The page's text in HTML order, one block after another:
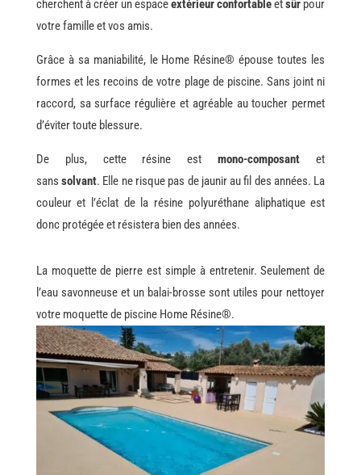
cherchent à créer un espaceextérieur confortableetsûr pour
votre famille et vos amis.
Grâce à sa maniabilité, le Home Résine® épouse toutes les
formes et les recoins de votre plage de piscine. Sans joint ni
raccord, sa surface régulière et agréable au toucher permet
d’éviter toute blessure.
De plus, cette résine estmono-composant et
sanssolvant. Elle ne risque pas de jaunir au fil des années. La
couleur et l’éclat de la résine polyuréthane aliphatique est
donc protégée et résistera bien des années.
La moquette de pierre est simple à entretenir. Seulement de
l’eau savonneuse et un balai-brosse sont utiles pour nettoyer
votre moquette de piscine Home Résine®.